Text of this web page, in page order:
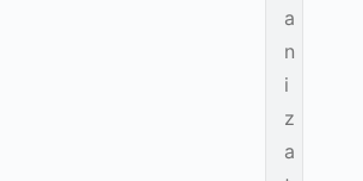
a
n
i
z
a